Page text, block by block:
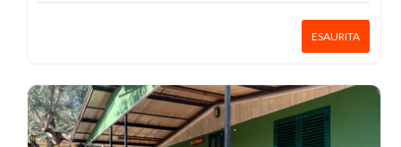
ESAURITA